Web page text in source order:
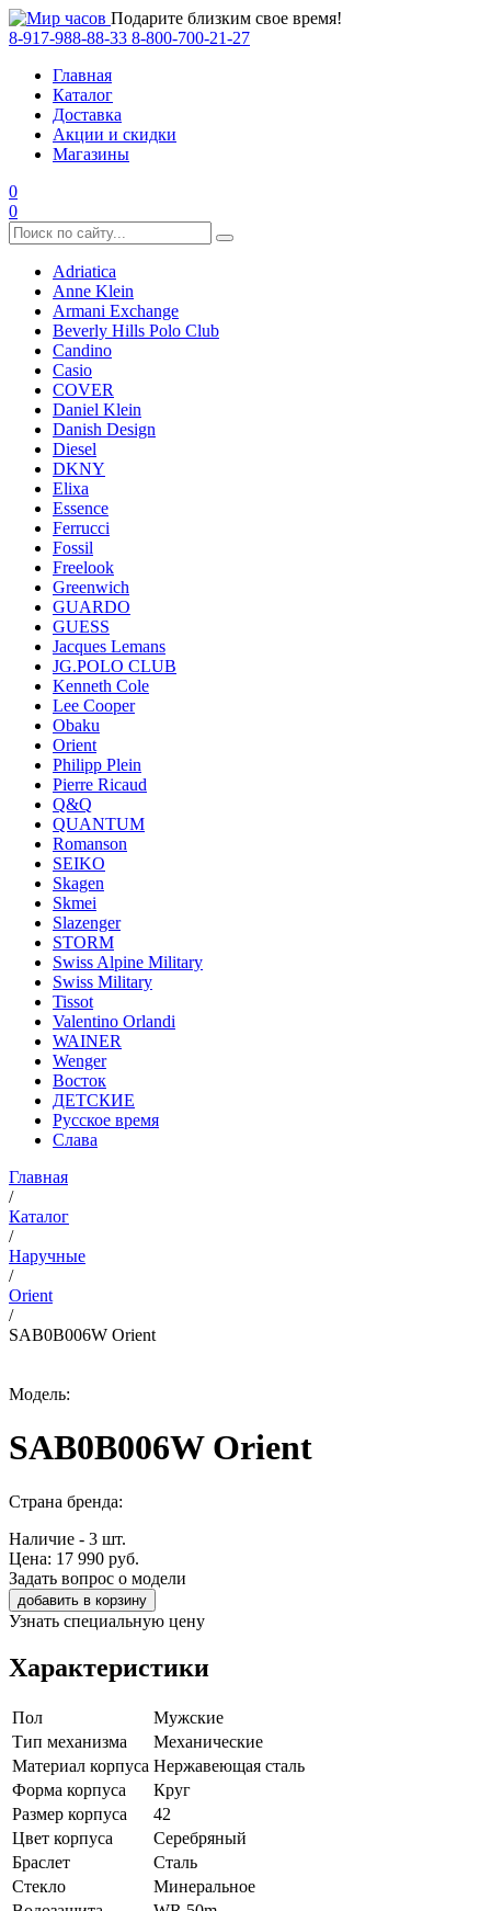
Подарите близким свое время!
8-917-988-88-33 8-800-700-21-27
Главная
Каталог
Доставка
Акции и скидки
Магазины
0
0
Adriatica
Anne Klein
Armani Exchange
Beverly Hills Polo Club
Candino
Casio
COVER
Daniel Klein
Danish Design
Diesel
DKNY
Elixa
Essence
Ferrucci
Fossil
Freelook
Greenwich
GUARDO
GUESS
Jacques Lemans
JG.POLO CLUB
Kenneth Cole
Lee Cooper
Obaku
Orient
Philipp Plein
Pierre Ricaud
Q&Q
QUANTUM
Romanson
SEIKO
Skagen
Skmei
Slazenger
STORM
Swiss Alpine Military
Swiss Military
Tissot
Valentino Orlandi
WAINER
Wenger
Восток
ДЕТСКИЕ
Русское время
Слава
Главная
/
Каталог
/
Наручные
/
Orient
/
SAB0B006W Orient
Модель:
SAB0B006W Orient
Страна бренда:
Наличие - 3 шт.
Цена: 17 990 руб.
Задать вопрос о модели
добавить в корзину
Узнать специальную цену
Характеристики
Пол
Мужские
Тип механизма
Механические
Материал корпуса Нержавеющая сталь
Форма корпуса
Круг
Размер корпуса
42
Цвет корпуса
Серебряный
Браслет
Сталь
Стекло
Минеральное